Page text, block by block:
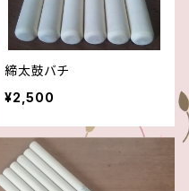
締太鼓バチ
¥2,500